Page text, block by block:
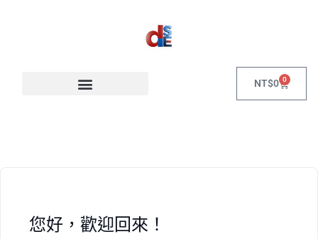
NT$0 0
您好，歡迎回來！